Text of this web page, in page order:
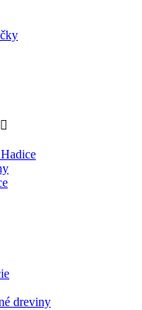

dreviny